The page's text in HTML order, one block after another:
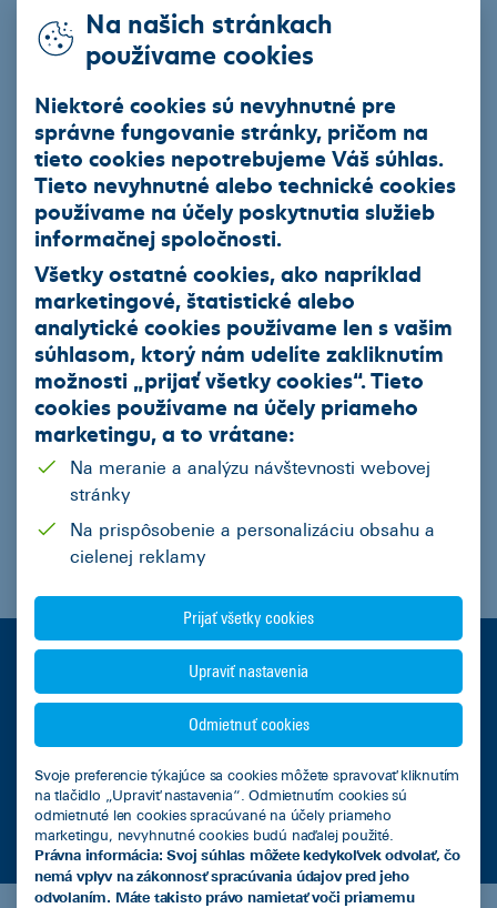
Mesto
Zaujíma vás prečo
potrebujeme IČO?
Správa - Počet Zostávajúcich Znakov1000
ČSOB Leasing, a.s.
Odoslať
VIAC INFORMÁCIÍ
Kalkulačka úspor s elektromobilom
Na našich stránkach
používame cookies
Niektoré cookies sú nevyhnutné pre
správne fungovanie stránky, pričom na
tieto cookies nepotrebujeme Váš súhlas.
Tieto nevyhnutné alebo technické cookies
používame na účely poskytnutia služieb
informačnej spoločnosti.
Všetky ostatné cookies, ako napríklad
marketingové, štatistické alebo
analytické cookies používame len s vašim
súhlasom, ktorý nám udelíte zakliknutím
možnosti „prijať všetky cookies“. Tieto
cookies používame na účely priameho
marketingu, a to vrátane:
Na meranie a analýzu návštevnosti webovej
stránky
Na prispôsobenie a personalizáciu obsahu a
cielenej reklamy
Prijať všetky cookies
Upraviť nastavenia
Odmietnuť cookies
Svoje preferencie týkajúce sa cookies môžete spravovať kliknutím
na tlačidlo „Upraviť nastavenia“. Odmietnutím cookies sú
odmietnuté len cookies spracúvané na účely priameho
marketingu, nevyhnutné cookies budú naďalej použité.
Právna informácia: Svoj súhlas môžete kedykoľvek odvolať, čo
nemá vplyv na zákonnosť spracúvania údajov pred jeho
odvolaním. Máte takisto právo namietať voči priamemu